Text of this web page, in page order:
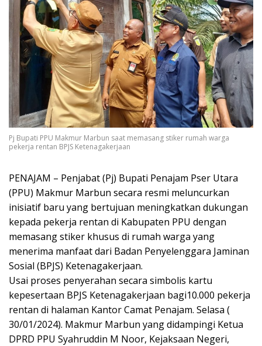
Pj Bupati PPU Makmur Marbun saat memasang stiker rumah warga
pekerja rentan BPJS Ketenagakerjaan
PENAJAM – Penjabat (Pj) Bupati Penajam Pser Utara
(PPU) Makmur Marbun secara resmi meluncurkan
inisiatif baru yang bertujuan meningkatkan dukungan
kepada pekerja rentan di Kabupaten PPU dengan
memasang stiker khusus di rumah warga yang
menerima manfaat dari Badan Penyelenggara Jaminan
Sosial (BPJS) Ketenagakerjaan.
Usai proses penyerahan secara simbolis kartu
kepesertaan BPJS Ketenagakerjaan bagi10.000 pekerja
rentan di halaman Kantor Camat Penajam. Selasa (
30/01/2024). Makmur Marbun yang didampingi Ketua
DPRD PPU Syahruddin M Noor, Kejaksaan Negeri,